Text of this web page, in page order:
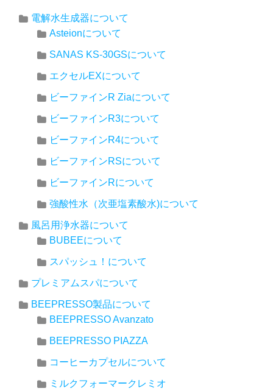
電解水生成器について
Asteionについて
SANAS KS-30GSについて
エクセルEXについて
ビーファインR Ziaについて
ビーファインR3について
ビーファインR4について
ビーファインRSについて
ビーファインRについて
強酸性水（次亜塩素酸水)について
風呂用浄水器について
BUBEEについて
スパッシュ！について
プレミアムスパについて
BEEPRESSO製品について
BEEPRESSO Avanzato
BEEPRESSO PIAZZA
コーヒーカプセルについて
ミルクフォーマークレミオ